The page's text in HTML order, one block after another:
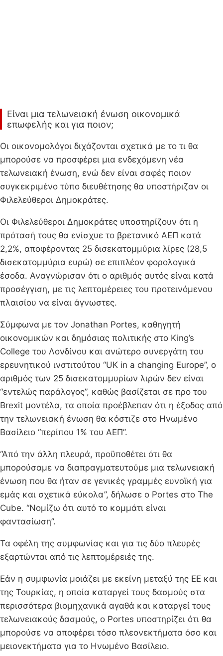
Είναι μια τελωνειακή ένωση οικονομικά
επωφελής και για ποιον;
Οι οικονομολόγοι διχάζονται σχετικά με το τι θα
μπορούσε να προσφέρει μια ενδεχόμενη νέα
τελωνειακή ένωση, ενώ δεν είναι σαφές ποιον
συγκεκριμένο τύπο διευθέτησης θα υποστήριζαν οι
Φιλελεύθεροι Δημοκράτες.
Οι Φιλελεύθεροι Δημοκράτες υποστηρίζουν ότι η
πρότασή τους θα ενίσχυε το βρετανικό ΑΕΠ κατά
2,2%, αποφέροντας 25 δισεκατομμύρια λίρες (28,5
δισεκατομμύρια ευρώ) σε επιπλέον φορολογικά
έσοδα. Αναγνώρισαν ότι ο αριθμός αυτός είναι κατά
προσέγγιση, με τις λεπτομέρειες του προτεινόμενου
πλαισίου να είναι άγνωστες.
Σύμφωνα με τον Jonathan Portes, καθηγητή
οικονομικών και δημόσιας πολιτικής στο King’s
College του Λονδίνου και ανώτερο συνεργάτη του
ερευνητικού ινστιτούτου “UK in a changing Europe”, ο
αριθμός των 25 δισεκατομμυρίων λιρών δεν είναι
“εντελώς παράλογος”, καθώς βασίζεται σε προ του
Brexit μοντέλα, τα οποία προέβλεπαν ότι η έξοδος από
την τελωνειακή ένωση θα κόστιζε στο Ηνωμένο
Βασίλειο “περίπου 1% του ΑΕΠ”.
“Από την άλλη πλευρά, προϋποθέτει ότι θα
μπορούσαμε να διαπραγματευτούμε μια τελωνειακή
ένωση που θα ήταν σε γενικές γραμμές ευνοϊκή για
εμάς και σχετικά εύκολα”, δήλωσε ο Portes στο The
Cube. “Νομίζω ότι αυτό το κομμάτι είναι
φαντασίωση”.
Τα οφέλη της συμφωνίας και για τις δύο πλευρές
εξαρτώνται από τις λεπτομέρειές της.
Εάν η συμφωνία μοιάζει με εκείνη μεταξύ της ΕΕ και
της Τουρκίας, η οποία καταργεί τους δασμούς στα
περισσότερα βιομηχανικά αγαθά και καταργεί τους
τελωνειακούς δασμούς, ο Portes υποστηρίζει ότι θα
μπορούσε να αποφέρει τόσο πλεονεκτήματα όσο και
μειονεκτήματα για το Ηνωμένο Βασίλειο.